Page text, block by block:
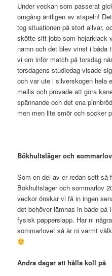
Under veckan som passerat
omgång äntligen av stapeln!
tog situationen på stort allvar,
skötte sitt jobb som hejarklack
namn och det blev vinst i båda
vi om inför match på torsdag
torsdagens studiedag visade
och var ute i silverskogen hela
mellis och provade att göra
spännande och det ena
men men lite smör och socker
Bökhultsläger och sommarlov
Som en del av er redan sett så
Bökhultsläger och sommarlov
veckor önskar vi få in ingen
det behöver lämnas in både på
fysisk papperslapp. Har ni
sommarlovet så är ni varmt
Andra dagar att hålla koll på